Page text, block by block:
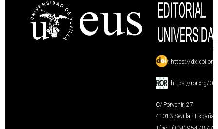
: https://
: https://ror.org/
C/ Porvenir, 27
41013 Sevilla · España